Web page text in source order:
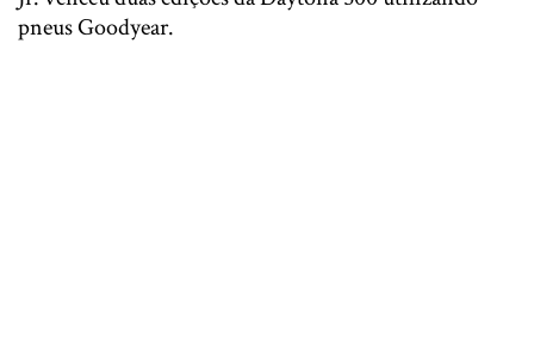
pneus Goodyear.